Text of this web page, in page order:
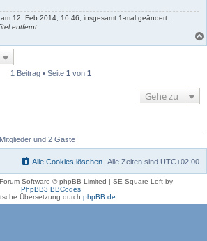
am 12. Feb 2014, 16:46, insgesamt 1-mal geändert.
entfernt.
1 Beitrag • Seite 1 von 1
Gehe zu
und 2 Gäste
Alle Zeiten sind UTC+02:00
Alle Cookies löschen
Software © phpBB Limited | SE Square Left by
PhpBB3 BBCodes
Übersetzung durch phpBB.de